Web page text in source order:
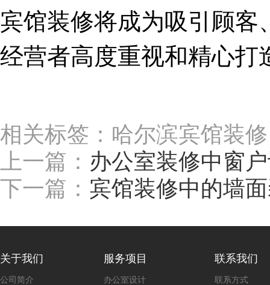
宾馆装修将成为吸引顾客
经营者高度重视和精心打
相关标签：哈尔滨宾馆装
上一篇： 办公室装修中窗
下一篇： 宾馆装修中的墙
关于我们
公司简介
服务项目
办公室设计
联系我们
联系方式